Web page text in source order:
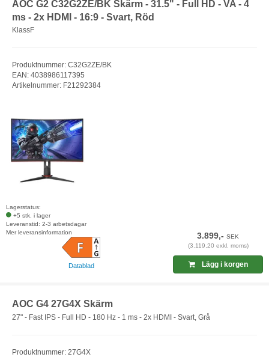
AOC G2 C32G2ZE/BK Skärm - 31.5" - Full HD - VA - 4
ms - 2x HDMI - 16:9 - Svart, Röd
KlassF
Produktnummer: C32G2ZE/BK
EAN: 4038986117395
Artikelnummer: F21292384
Lagerstatus:
+5 stk. i lager
Leveranstid: 2-3 arbetsdagar
Mer leveransinformation
Datablad
3.899,-SEK
(3.119,20 exkl. moms)
Lägg i korgen
AOC G4 27G4X Skärm
27" - Fast IPS - Full HD - 180 Hz - 1 ms - 2x HDMI - Svart, Grå
Produktnummer: 27G4X